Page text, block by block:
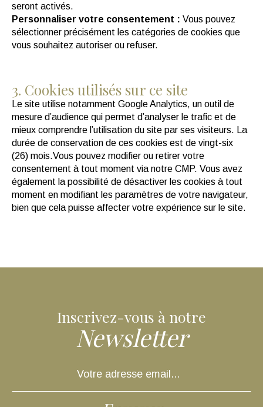
seront activés.
Personnaliser votre consentement : Vous pouvez
sélectionner précisément les catégories de cookies que
vous souhaitez autoriser ou refuser.
3. Cookies utilisés sur ce site
Le site utilise notamment Google Analytics, un outil de
mesure d’audience qui permet d’analyser le trafic et de
mieux comprendre l’utilisation du site par ses visiteurs. La
durée de conservation de ces cookies est de vingt-six
(26) mois.Vous pouvez modifier ou retirer votre
consentement à tout moment via notre CMP. Vous avez
également la possibilité de désactiver les cookies à tout
moment en modifiant les paramètres de votre navigateur,
bien que cela puisse affecter votre expérience sur le site.
Inscrivez-vous à notre
Newsletter